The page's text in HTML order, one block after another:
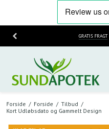
GRATIS FRAGT
Forside / Forside / Tilbud /
Kort Udløbsdato og Gammelt Design